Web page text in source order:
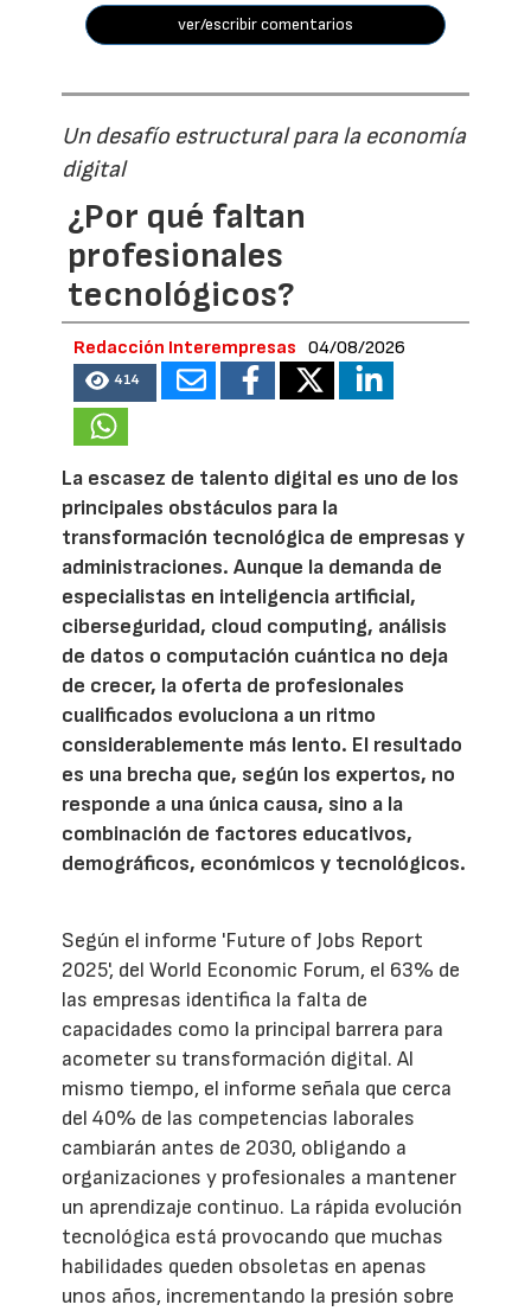
ver/escribir comentarios
Un desafío estructural para la economía
digital
¿Por qué faltan
profesionales
tecnológicos?
Redacción Interempresas 04/08/2026
414
La escasez de talento digital es uno de los
principales obstáculos para la
transformación tecnológica de empresas y
administraciones. Aunque la demanda de
especialistas en inteligencia artificial,
ciberseguridad, cloud computing, análisis
de datos o computación cuántica no deja
de crecer, la oferta de profesionales
cualificados evoluciona a un ritmo
considerablemente más lento. El resultado
es una brecha que, según los expertos, no
responde a una única causa, sino a la
combinación de factores educativos,
demográficos, económicos y tecnológicos.
Según el informe 'Future of Jobs Report
2025', del World Economic Forum, el 63% de
las empresas identifica la falta de
capacidades como la principal barrera para
acometer su transformación digital. Al
mismo tiempo, el informe señala que cerca
del 40% de las competencias laborales
cambiarán antes de 2030, obligando a
organizaciones y profesionales a mantener
un aprendizaje continuo. La rápida evolución
tecnológica está provocando que muchas
habilidades queden obsoletas en apenas
unos años, incrementando la presión sobre